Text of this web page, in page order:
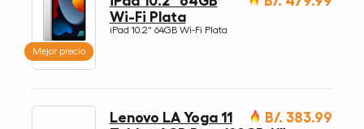
Mejor precio
Wi-Fi Plata
iPad 10.2" 64GB Wi-Fi Plata
B/. 383.99
Lenovo LA Yoga 11